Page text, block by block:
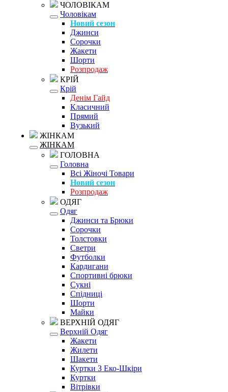
ЧОЛОВІКАМ
Чоловікам
Новий сезон
Джинси
Сорочки
Жакети
Шорти
Розпродаж
КРІЙ
Крій
Денім Гайд
Класичний
Прямий
Вузький
ЖІНКАМ
ЖІНКАМ
ГОЛОВНА
Головна
Всі Жіночі Товари
Новий сезон
Розпродаж
ОДЯГ
Одяг
Джинси та Брюки
Сорочки
Толстовки
Светри
Футболки
Кардигани
Спортивні брюки
Сукні
Спідниці
Шорти
Майки
ВЕРХНІЙ ОДЯГ
Верхній Одяг
Жакети
Жилети
Шакети
Куртки З Еко-Шкіри
Куртки
Вітрівки